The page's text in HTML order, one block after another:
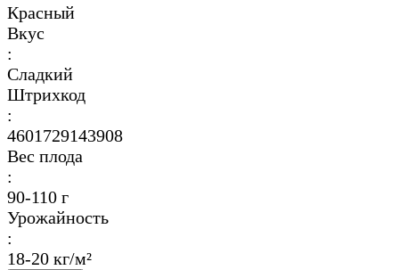
Красный
Вкус
:
Сладкий
Штрихкод
:
4601729143908
Вес плода
:
90-110 г
Урожайность
:
18-20 кг/м²